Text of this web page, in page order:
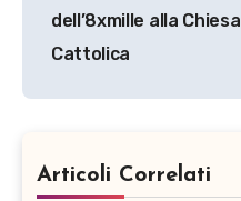
dell’8xmille alla Chiesa
Cattolica
Articoli Correlati